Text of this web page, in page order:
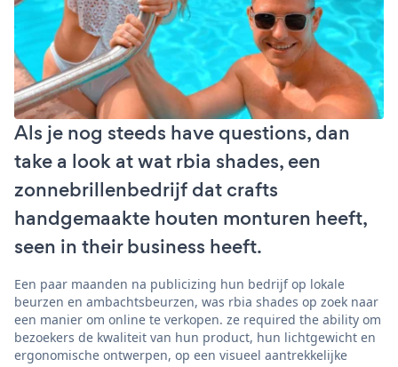
Als je nog steeds have questions, dan
take a look at wat rbia shades, een
zonnebrillenbedrijf dat crafts
handgemaakte houten monturen heeft,
seen in their business heeft.
Een paar maanden na publicizing hun bedrijf op lokale
beurzen en ambachtsbeurzen, was rbia shades op zoek naar
een manier om online te verkopen. ze required the ability om
bezoekers de kwaliteit van hun product, hun lichtgewicht en
ergonomische ontwerpen, op een visueel aantrekkelijke